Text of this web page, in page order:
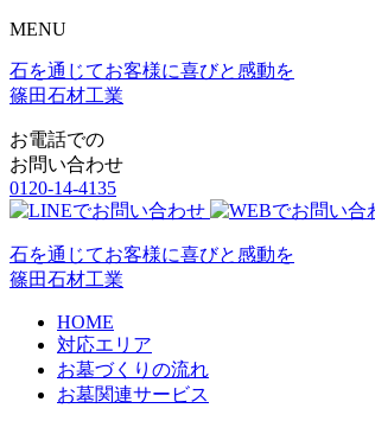
MENU
石を通じてお客様に喜びと感動を
篠田石材工業
お電話での
お問い合わせ
0120-14-4135
石を通じてお客様に喜びと感動を
篠田石材工業
HOME
対応エリア
お墓づくりの流れ
お墓関連サービス